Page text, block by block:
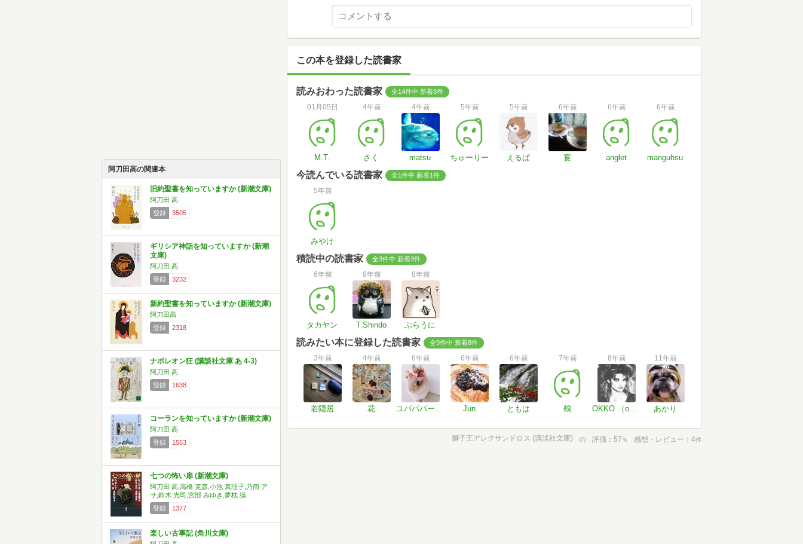
阿刀田高の関連本
旧約聖書を知っていますか (新潮文庫)
阿刀田 高
登録
3505
ギリシア神話を知っていますか (新潮
文庫)
阿刀田 高
登録
3232
新約聖書を知っていますか (新潮文庫)
阿刀田高
登録
2318
ナポレオン狂 (講談社文庫 あ 4-3)
阿刀田 高
登録
1638
コーランを知っていますか (新潮文庫)
阿刀田 高
登録
1553
七つの怖い扉 (新潮文庫)
阿刀田 高,高橋 克彦,小池 真理子,乃南 ア
サ,鈴木 光司,宮部 みゆき,夢枕 獏
登録
1377
楽しい古事記 (角川文庫)
この本を登録した読書家
読みおわった読書家 全14件中 新着8件
01月05日
M.T.
4年前
さく
4年前
matsu
5年前
ちゅーりー
5年前
えるぱ
6年前
宴
6年前
anglet
6年前
manguhsu
今読んでいる読書家 全1件中 新着1件
5年前
みやけ
積読中の読書家 全3件中 新着3件
6年前
タカヤン
8年前
T.Shindo
8年前
ぶらうに
読みたい本に登録した読書家 全9件中 新着8件
3年前
若隠居
4年前
花
6年前
ユパパパーーーン
6年前
Jun
6年前
ともは
7年前
鶴
8年前
OKKO （o▽n）v 終活中
11年前
あかり
獅子王アレクサンドロス (講談社文庫) の 評価 57 ％ 感想・レビュー 4件